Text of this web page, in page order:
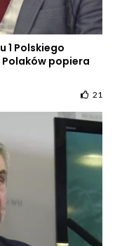
1 Polskiego
Polaków popiera
21